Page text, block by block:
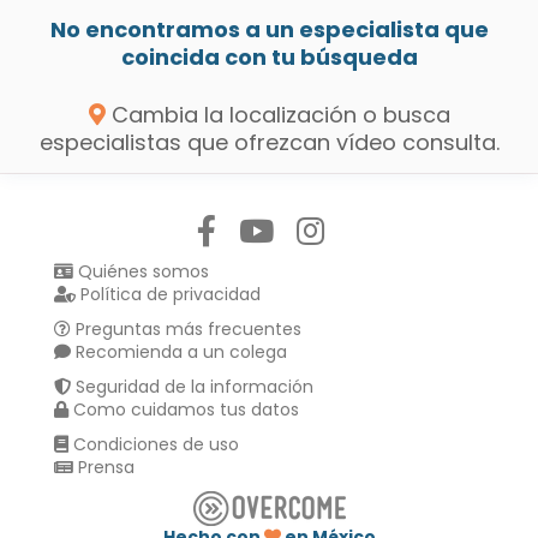
No encontramos a un especialista que
coincida con tu búsqueda
Cambia la localización o busca
especialistas que ofrezcan vídeo consulta.
Quiénes somos
Política de privacidad
Preguntas más frecuentes
Recomienda a un colega
Seguridad de la información
Como cuidamos tus datos
Condiciones de uso
Prensa